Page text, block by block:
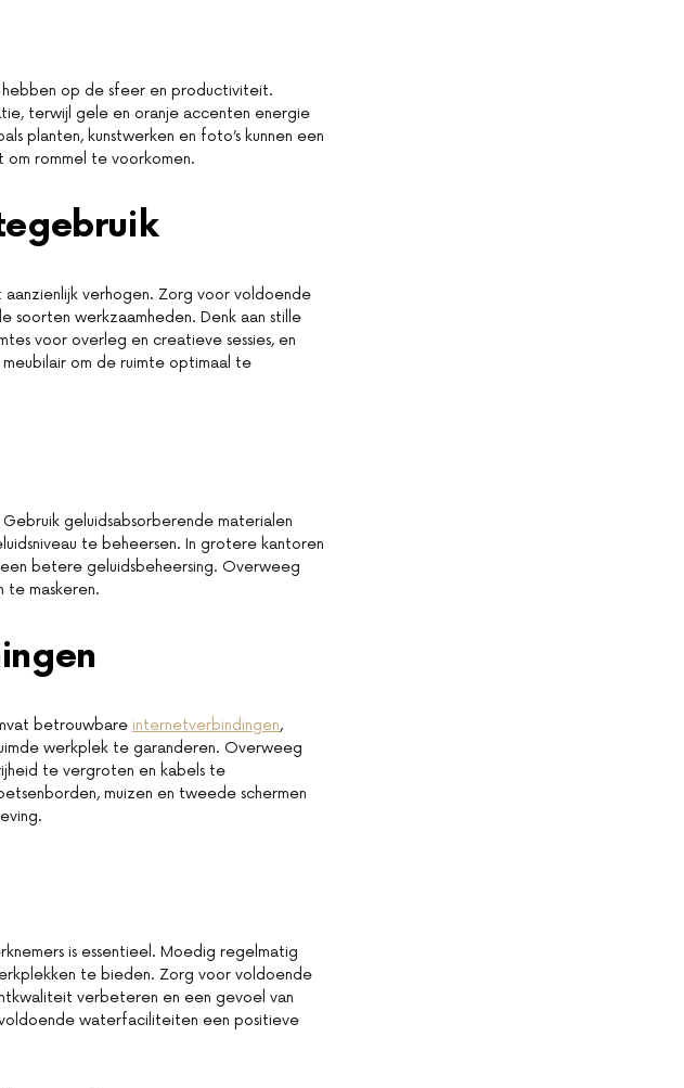
hebben op de sfeer en productiviteit.
terwijl gele en oranje accenten energie
planten, kunstwerken en foto’s kunnen een
rommel te voorkomen.
verhogen. Zorg voor voldoende
soorten werkzaamheden. Denk aan stille
voor overleg en creatieve sessies, en
om de ruimte optimaal te
geluidsabsorberende materialen
te beheersen. In grotere kantoren
betere geluidsbeheersing. Overweeg
te maskeren.
betrouwbare internetverbindingen,
werkplek te garanderen. Overweeg
te vergroten en kabels te
muizen en tweede schermen
is essentieel. Moedig regelmatig
te bieden. Zorg voor voldoende
verbeteren en een gevoel van
waterfaciliteiten een positieve